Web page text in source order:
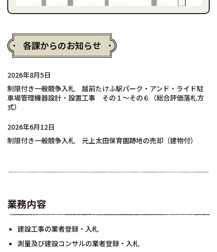
各課からのお知らせ
2026年8月5日
制限付き一般競争入札 越前たけふ駅パーク・アンド・ライド駐
車場管理機器設計・設置工事 その１～その６（総合評価落札方
式）
2026年6月12日
制限付き一般競争入札 元上太田保育園跡地の売却（建物付）
業務内容
建設工事の業者登録・入札
測量及び建設コンサルの業者登録・入札